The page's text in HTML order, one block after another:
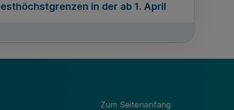
in der ab 1. April
Zum Seitenanfang